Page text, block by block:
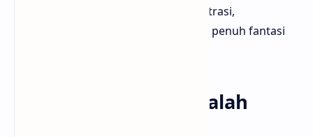
dramatis dan glamor pada karya ilustrasi,
menciptakan citra ideal fashion yang penuh fantasi
Masa Keemasan Majalah